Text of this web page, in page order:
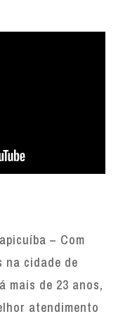
– Com
na cidade de
mais de 23 anos,
atendimento